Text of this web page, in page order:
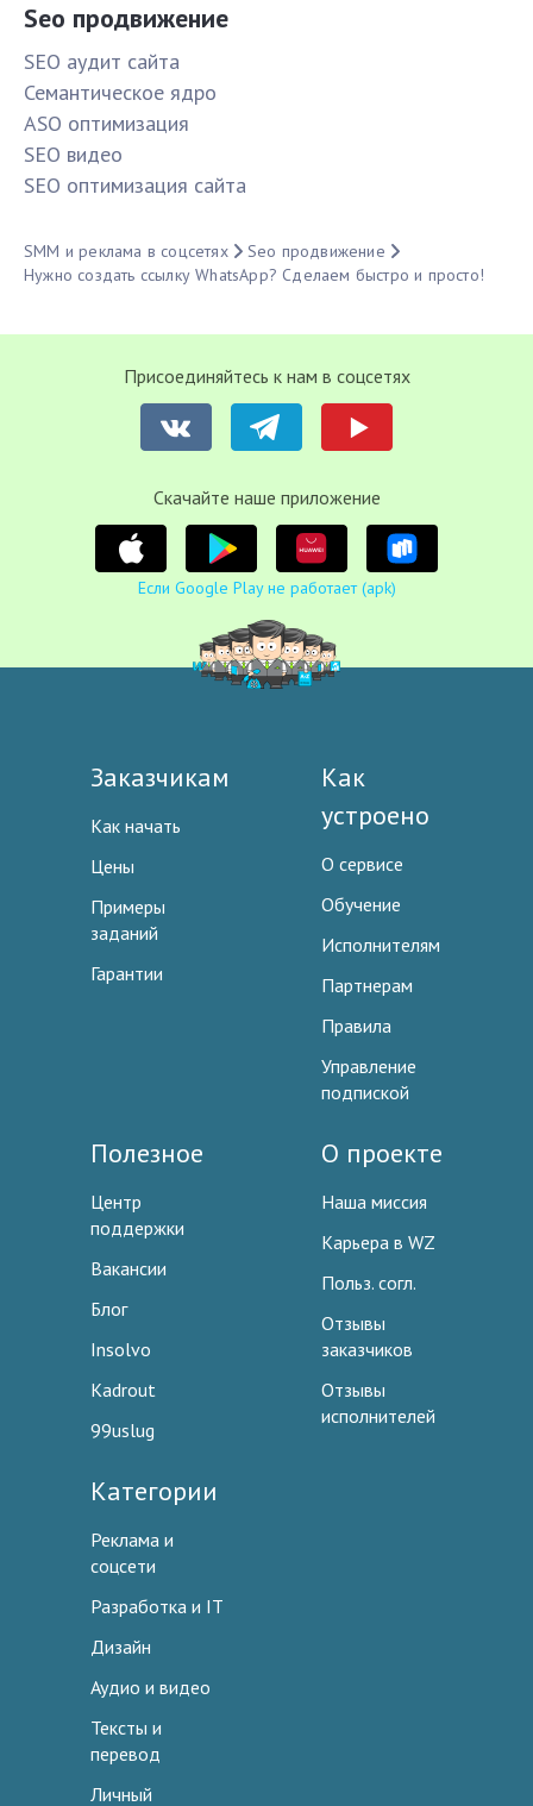
Seo продвижение
SЕО аудит сайта
Семантическое ядро
ASO оптимизация
SЕО видео
SЕО оптимизация сайта
SMM и реклама в соцсетях
Seo продвижение
Нужно создать ссылку WhatsApp? Сделаем быстро и просто!
Присоединяйтесь к нам в соцсетях
Cкачайте наше приложение
Если Google Play не работает (apk)
Заказчикам
Как начать
Цены
Примеры
заданий
Гарантии
Как
устроено
О сервисе
Обучение
Исполнителям
Партнерам
Правила
Управление
подпиской
Полезное
Центр
поддержки
Вакансии
Блог
Insolvo
Kadrout
99uslug
О проекте
Наша миссия
Карьера в WZ
Польз. согл.
Отзывы
заказчиков
Отзывы
исполнителей
Категории
Реклама и
соцсети
Разработка и IT
Дизайн
Аудио и видео
Тексты и
перевод
Личный